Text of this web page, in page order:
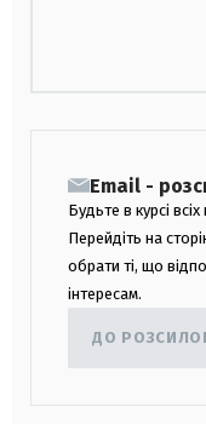
Email -
Будьте в курсі
Перейдіть на
обрати ті, що
інтересам.
ДО